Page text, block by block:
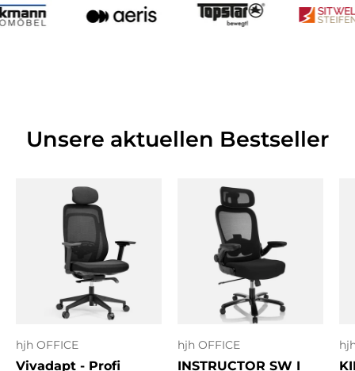
Unsere aktuellen Bestseller
hjh OFFICE
Vivadapt - Profi
hjh OFFICE
INSTRUCTOR SW I